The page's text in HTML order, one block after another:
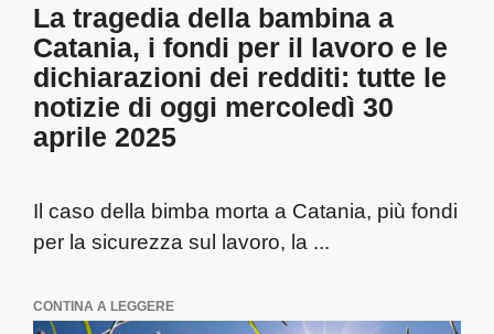
La tragedia della bambina a
Catania, i fondi per il lavoro e le
dichiarazioni dei redditi: tutte le
notizie di oggi mercoledì 30
aprile 2025
Il caso della bimba morta a Catania, più fondi
per la sicurezza sul lavoro, la ...
CONTINA A LEGGERE